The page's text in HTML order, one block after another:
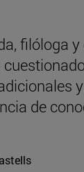
filóloga y
de